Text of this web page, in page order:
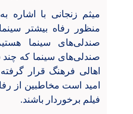
میثم زنجانی با اشاره
منظور رفاه بیشتر
صندلی‌های سینما
صندلی‌های سینما که چند
اهالی فرهنگ قرار
امید است مخاطبین از
فیلم برخوردار باشند.